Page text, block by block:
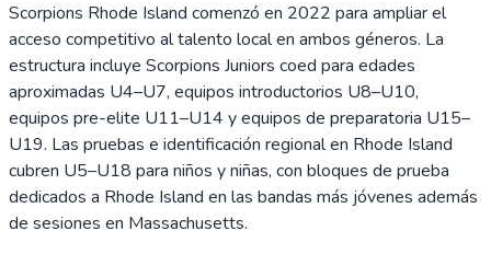
Scorpions Rhode Island comenzó en 2022 para ampliar el
acceso competitivo al talento local en ambos géneros. La
estructura incluye Scorpions Juniors coed para edades
aproximadas U4–U7, equipos introductorios U8–U10,
equipos pre-elite U11–U14 y equipos de preparatoria U15–
U19. Las pruebas e identificación regional en Rhode Island
cubren U5–U18 para niños y niñas, con bloques de prueba
dedicados a Rhode Island en las bandas más jóvenes además
de sesiones en Massachusetts.